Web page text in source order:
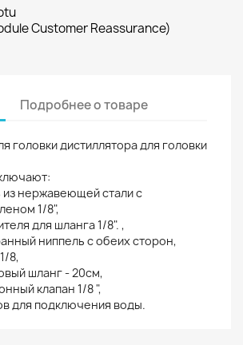
Customer Reassurance)
Подробнее о товаре
головки дистиллятора для головки
из нержавеющей стали с
1/8",
для шланга 1/8". ,
ниппель с обеих сторон,
8,
шланг - 20см,
клапан 1/8 ",
для подключения воды.